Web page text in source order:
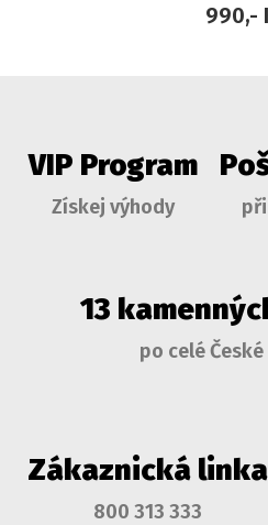
990,-
VIP Program
Získej výhody
13
po celé
Zákaznická linka
800 313 333